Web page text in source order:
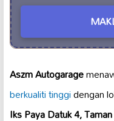
Aszm Autogarage
berkualiti tinggidengan
Iks Paya Datuk 4,